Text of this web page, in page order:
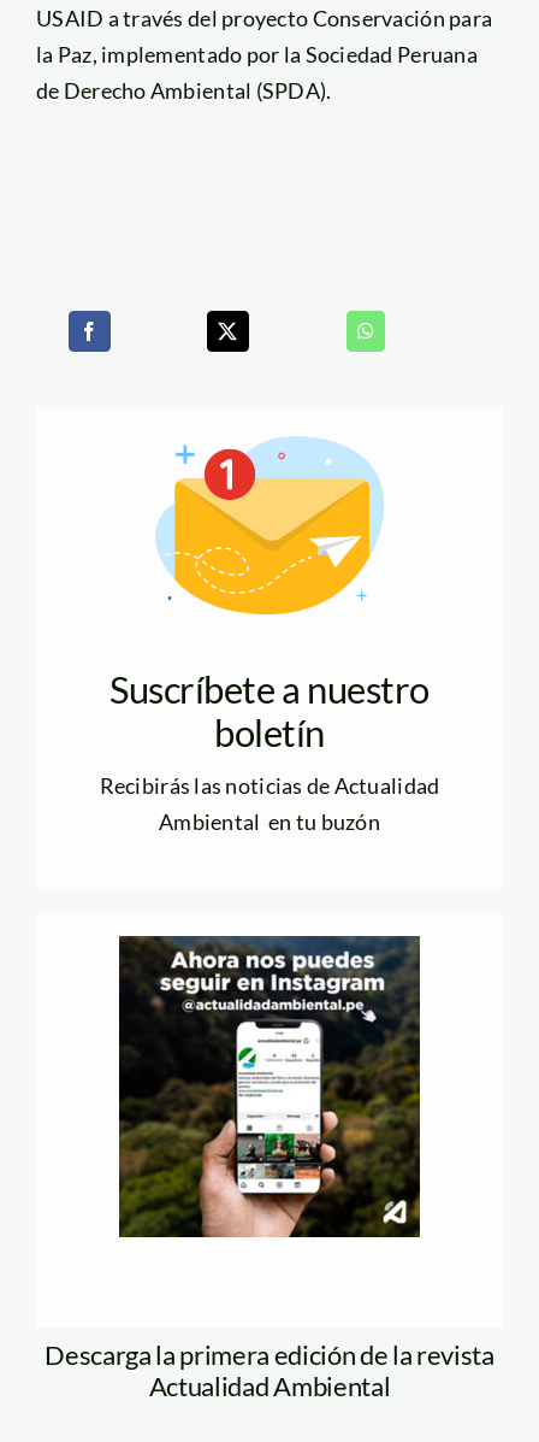
USAID a través del proyecto Conservación para
la Paz, implementado por la Sociedad Peruana
de Derecho Ambiental (SPDA).
Suscríbete a nuestro
boletín
Recibirás las noticias de Actualidad
Ambiental en tu buzón
Descarga la primera edición de la revista
Actualidad Ambiental